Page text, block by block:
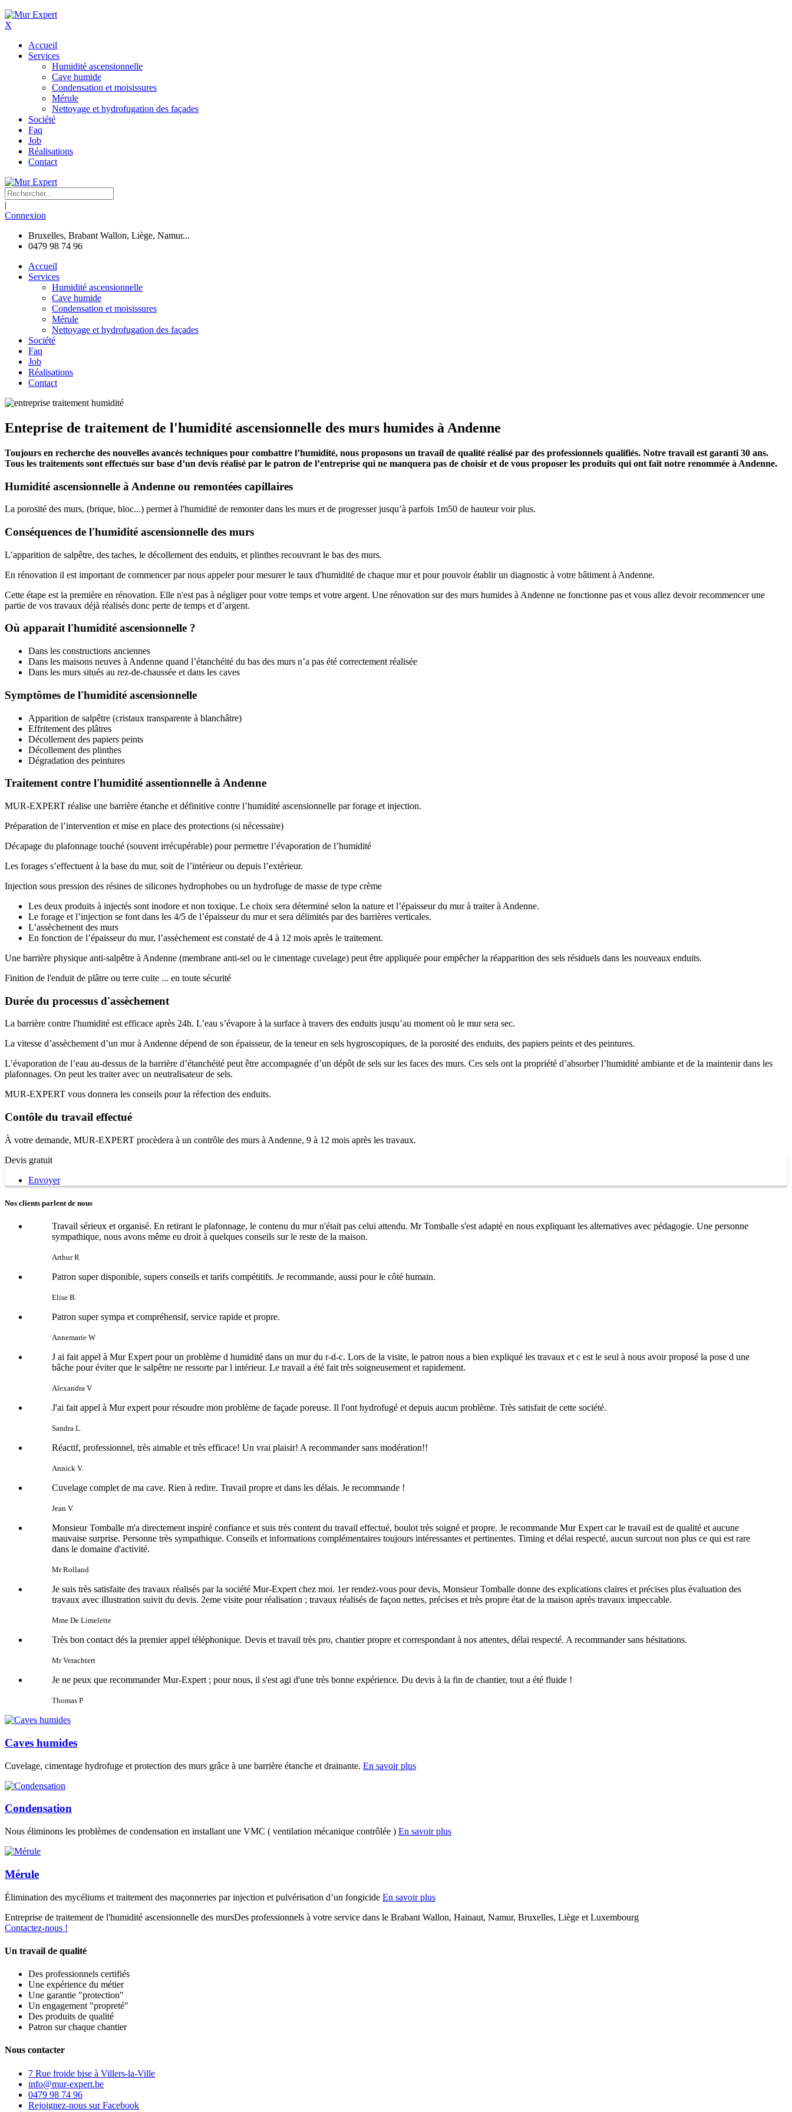
X
Accueil
Services
Humidité ascensionnelle
Cave humide
Condensation et moisissures
Mérule
Nettoyage et hydrofugation des façades
Société
Faq
Job
Réalisations
Contact
|
Connexion
Bruxelles, Brabant Wallon, Liège, Namur...
0479 98 74 96
Accueil
Services
Humidité ascensionnelle
Cave humide
Condensation et moisissures
Mérule
Nettoyage et hydrofugation des façades
Société
Faq
Job
Réalisations
Contact
Enteprise de traitement de l'humidité ascensionnelle des murs humides à Andenne
Toujours en recherche des nouvelles avancés techniques pour combattre l’humidité, nous proposons un travail de qualité réalisé par des professionnels qualifiés. Notre travail est garanti 30 ans.
Tous les traitements sont effectués sur base d’un devis réalisé par le patron de l’entreprise qui ne manquera pas de choisir et de vous proposer les produits qui ont fait notre renommée à Andenne.
Humidité ascensionnelle à Andenne ou remontées capillaires
La porosité des murs, (brique, bloc...) permet à l'humidité de remonter dans les murs et de progresser jusqu’à parfois 1m50 de hauteur voir plus.
Conséquences de l'humidité ascensionnelle des murs
L’apparition de salpêtre, des taches, le décollement des enduits, et plinthes recouvrant le bas des murs.
En rénovation il est important de commencer par nous appeler pour mesurer le taux d'humidité de chaque mur et pour pouvoir établir un diagnostic à votre bâtiment à Andenne.
Cette étape est la première en rénovation. Elle n'est pas à négliger pour votre temps et votre argent. Une rénovation sur des murs humides à Andenne ne fonctionne pas et vous allez devoir recommencer une
partie de vos travaux déjà réalisés donc perte de temps et d’argent.
Où apparait l'humidité ascensionnelle ?
Dans les constructions anciennes
Dans les maisons neuves à Andenne quand l’étanchéité du bas des murs n’a pas été correctement réalisée
Dans les murs situés au rez-de-chaussée et dans les caves
Symptômes de l'humidité ascensionnelle
Apparition de salpêtre (cristaux transparente à blanchâtre)
Effritement des plâtres
Décollement des papiers peints
Décollement des plinthes
Dégradation des peintures
Traitement contre l'humidité assentionnelle à Andenne
MUR-EXPERT réalise une barrière étanche et définitive contre l’humidité ascensionnelle par forage et injection.
Préparation de l’intervention et mise en place des protections (si nécessaire)
Décapage du plafonnage touché (souvent irrécupérable) pour permettre l’évaporation de l’humidité
Les forages s’effectuent à la base du mur, soit de l’intérieur ou depuis l’extérieur.
Injection sous pression des résines de silicones hydrophobes ou un hydrofuge de masse de type crème
Les deux produits à injectés sont inodore et non toxique. Le choix sera déterminé selon la nature et l’épaisseur du mur à traiter à Andenne.
Le forage et l’injection se font dans les 4/5 de l’épaisseur du mur et sera délimités par des barrières verticales.
L’assèchement des murs
En fonction de l’épaisseur du mur, l’assèchement est constaté de 4 à 12 mois après le traitement.
Une barrière physique anti-salpêtre à Andenne (membrane anti-sel ou le cimentage cuvelage) peut être appliquée pour empêcher la réapparition des sels résiduels dans les nouveaux enduits.
Finition de l'enduit de plâtre ou terre cuite ... en toute sécurité
Durée du processus d'assèchement
La barrière contre l'humidité est efficace après 24h. L’eau s’évapore à la surface à travers des enduits jusqu’au moment où le mur sera sec.
La vitesse d’assèchement d’un mur à Andenne dépend de son épaisseur, de la teneur en sels hygroscopiques, de la porosité des enduits, des papiers peints et des peintures.
L’évaporation de l’eau au-dessus de la barrière d’étanchéité peut être accompagnée d’un dépôt de sels sur les faces des murs. Ces sels ont la propriété d’absorber l’humidité ambiante et de la maintenir dans les
plafonnages. On peut les traiter avec un neutralisateur de sels.
MUR-EXPERT vous donnera les conseils pour la réfection des enduits.
Contôle du travail effectué
À votre demande, MUR-EXPERT procèdera à un contrôle des murs à Andenne, 9 à 12 mois après les travaux.
Devis gratuit
Envoyer
Nos clients parlent de nous
Travail sérieux et organisé. En retirant le plafonnage, le contenu du mur n'était pas celui attendu. Mr Tomballe s'est adapté en nous expliquant les alternatives avec pédagogie. Une personne
sympathique, nous avons même eu droit à quelques conseils sur le reste de la maison.
Arthur R
Patron super disponible, supers conseils et tarifs compétitifs. Je recommande, aussi pour le côté humain.
Elise B.
Patron super sympa et compréhensif, service rapide et propre.
Annemarie W
J ai fait appel à Mur Expert pour un problème d humidité dans un mur du r-d-c. Lors de la visite, le patron nous a bien expliqué les travaux et c est le seul à nous avoir proposé la pose d une
bâche pour éviter que le salpêtre ne ressorte par l intérieur. Le travail a été fait très soigneusement et rapidement.
Alexandra V
J'ai fait appel à Mur expert pour résoudre mon problème de façade poreuse. Il l'ont hydrofugé et depuis aucun problème. Très satisfait de cette société.
Sandra L.
Réactif, professionnel, très aimable et très efficace! Un vrai plaisir! A recommander sans modération!!
Annick V.
Cuvelage complet de ma cave. Rien à redire. Travail propre et dans les délais. Je recommande !
Jean V.
Monsieur Tomballe m'a directement inspiré confiance et suis très content du travail effectué, boulot très soigné et propre. Je recommande Mur Expert car le travail est de qualité et aucune
mauvaise surprise. Personne très sympathique. Conseils et informations complémentaires toujours intéressantes et pertinentes. Timing et délai respecté, aucun surcout non plus ce qui est rare
dans le domaine d'activité.
Mr Rolland
Je suis très satisfaite des travaux réalisés par la société Mur-Expert chez moi. 1er rendez-vous pour devis, Monsieur Tomballe donne des explications claires et précises plus évaluation des
travaux avec illustration suivit du devis. 2eme visite pour réalisation ; travaux réalisés de façon nettes, précises et très propre état de la maison après travaux impeccable.
Mme De Limelette
Très bon contact dés la premier appel téléphonique. Devis et travail très pro, chantier propre et correspondant à nos attentes, délai respecté. A recommander sans hésitations.
Mr Verachtert
Je ne peux que recommander Mur-Expert ; pour nous, il s'est agi d'une très bonne expérience. Du devis à la fin de chantier, tout a été fluide !
Thomas P
Caves humides
Cuvelage, cimentage hydrofuge et protection des murs grâce à une barrière étanche et drainante. En savoir plus
Condensation
Nous éliminons les problèmes de condensation en installant une VMC ( ventilation mécanique contrôlée ) En savoir plus
Mérule
Élimination des mycéliums et traitement des maçonneries par injection et pulvérisation d’un fongicide En savoir plus
Entreprise de traitement de l'humidité ascensionnelle des mursDes professionnels à votre service dans le Brabant Wallon, Hainaut, Namur, Bruxelles, Liège et Luxembourg
Contactez-nous !
Un travail de qualité
Des professionnels certifiés
Une expérience du métier
Une garantie "protection"
Un engagement "propreté"
Des produits de qualité
Patron sur chaque chantier
Nous contacter
7 Rue froide bise à Villers-la-Ville
info@mur-expert.be
0479 98 74 96
Rejoignez-nous sur Facebook